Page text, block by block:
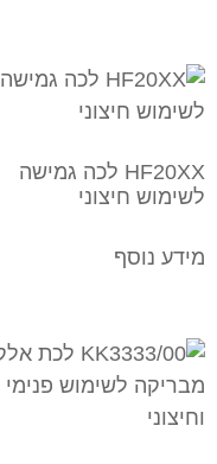
HF20XX לכה גמישה
לשימוש חיצוני
מידע נוסף